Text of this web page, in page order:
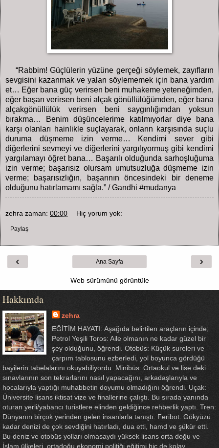
“Rabbim! Güçlülerin yüzüne gerçeği söylemek, zayıfların
sevgisini kazanmak ve yalan söylememek için bana yardım
et… Eğer bana güç verirsen beni muhakeme yeteneğimden,
eğer başarı verirsen beni alçak gönüllülüğümden, eğer bana
alçakgönüllülük verirsen beni saygınlığımdan yoksun
bırakma… Benim düşüncelerime katılmıyorlar diye bana
karşı olanları hainlikle suçlayarak, onların karşısında suçlu
duruma düşmeme izin verme… Kendimi sever gibi
diğerlerini sevmeyi ve diğerlerini yargılıyormuş gibi kendimi
yargılamayı öğret bana… Başarılı olduğunda sarhoşluğuma
izin verme; başarısız olursam umutsuzluğa düşmeme izin
verme; başarısızlığın, başarının öncesindeki bir deneme
olduğunu hatırlamamı sağla.” / Gandhi #mudanya
zehra zaman: 00:00 Hiç yorum yok:
Paylaş
‹ ›
Ana Sayfa
Web sürümünü görüntüle
Hakkımda
zehra
EĞİTİM HAYATI: Aşağıda belirtilen araçların içinde;
Petrol Yeşili Toros: Aile olmanın ne kadar güzel bir
şey olduğunu, öğrendi. Otobüs: Küçük sureleri ve
çarpım tablosunu ezberledi, yol boyunca gördüğü
bayilerin tabelalarını okuyabiliyordu. Minibüs: Ortaokul ve lise deki
sınavlarının son tekrarlarını nasıl yapacağını, arkadaşlarıyla ve
hocalarıyla yaptığı muhabbetin doyumu olmadığını öğrendi. Uçak:
Üniversite lisans iktisat vize ve finallerine çalıştı. Bu sırada yanında
oturan yerli/yabancı turistlere elinden geldiğince rehberlik yaptı. Tren:
Dünyanın birçok yerinden gelen insanlarla tanıştı. Feribot: Gökyüzü
kadar denizi de çok sevdiğini hatırladı, dua etti, hamd ve şükür etti.
Bu deniz ve otobüs yolları olmasaydı yüksek lisans orta doğu ve
İslam ülkeleri, ortadoğu ekonomi politiği eğitimi hiç de kolay